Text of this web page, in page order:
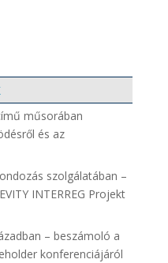
műsorában
és az
szolgálatában –
INTERREG Projekt
– beszámoló a
konferenciájáról